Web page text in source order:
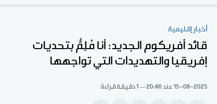
أخبار إقليمية
قائد أفريكوم الجديد: أنا مُلِمٌّ بتحديات
إفريقيا والتهديدات التي تواجهها
15-08-2025 عند 20:46 1 دقيقة قراءة